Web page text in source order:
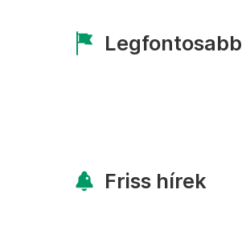
Legfontosabb
Friss hírek